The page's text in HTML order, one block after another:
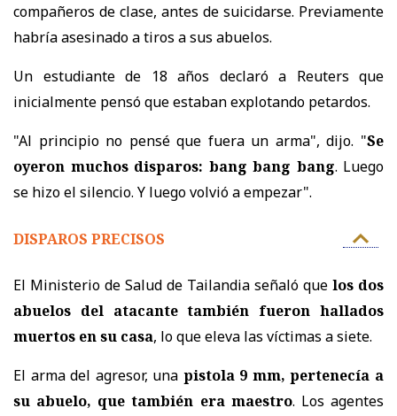
compañeros de clase, antes de suicidarse. Previamente
habría asesinado a tiros a sus abuelos.
Un estudiante de 18 años declaró a Reuters que
inicialmente pensó que estaban explotando petardos.
"Al principio no pensé que fuera un arma", dijo. "Se
oyeron muchos disparos: bang bang bang. Luego
se hizo el silencio. Y luego volvió a empezar".
DISPAROS PRECISOS
El Ministerio de Salud de Tailandia señaló que los dos
abuelos del atacante también fueron hallados
muertos en su casa, lo que eleva las víctimas a siete.
El arma del agresor, una pistola 9 mm, pertenecía a
su abuelo, que también era maestro. Los agentes